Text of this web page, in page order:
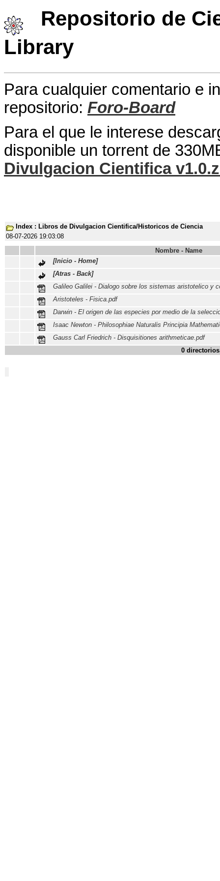
Repositorio de
Library
Para cualquier comentario e
repositorio: Foro-Board
Para el que le interese
disponible un torrent de
Divulgacion Cientifica
Index : Libros de Divulgacion Cientifica/Historicos de Ciencia
08-07-2026 19:03:08
Nombre - Name
[Inicio - Home]
[Atras - Back]
Galileo Galilei - Dialogo sobre los sistemas aristotelico y
Aristoteles - Fisica.pdf
Darwin - El origen de las especies por medio de la
Isaac Newton - Philosophiae Naturalis Principia
Gauss Carl Friedrich - Disquisitiones arithmeticae.pdf
0